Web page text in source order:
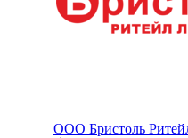
ООО Бристоль